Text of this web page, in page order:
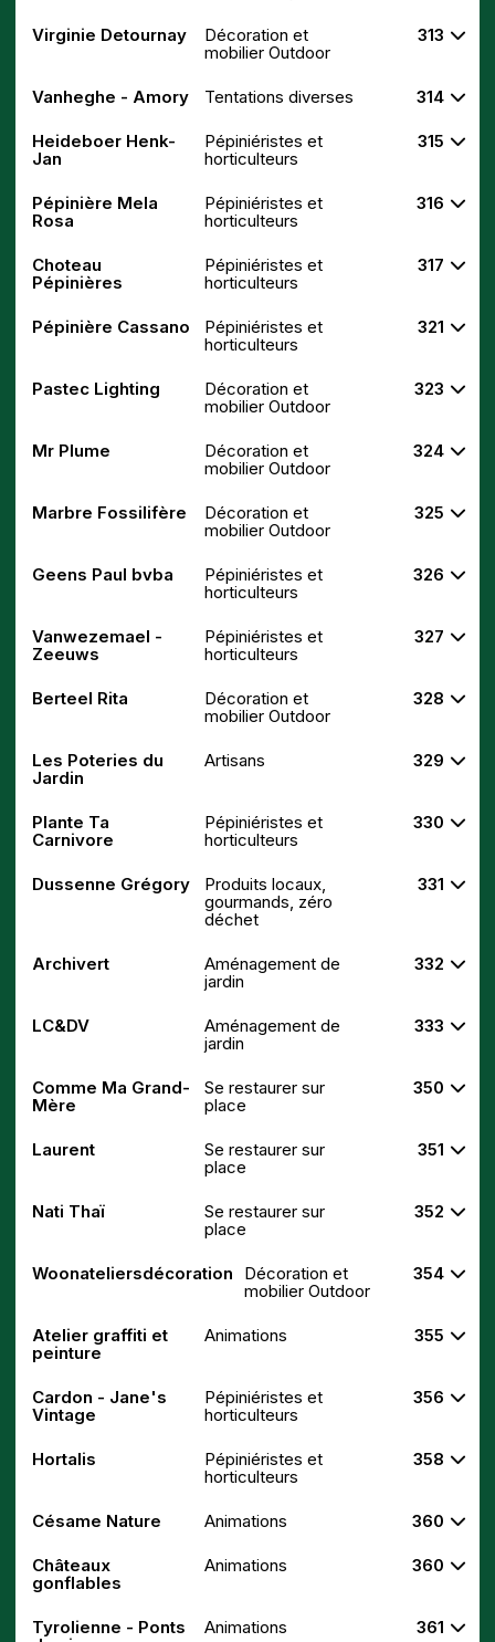
Virginie Detournay
Décoration et
mobilier Outdoor
313
Vanheghe - Amory Tentations diverses 314
Heideboer Henk-
Jan
Pépiniéristes et
horticulteurs
315
Pépinière Mela
Rosa
Pépiniéristes et
horticulteurs
316
Choteau
Pépinières
Pépiniéristes et
horticulteurs
317
Pépinière Cassano
Pépiniéristes et
horticulteurs
321
Pastec Lighting
Décoration et
mobilier Outdoor
323
Mr Plume
Décoration et
mobilier Outdoor
324
Marbre Fossilifère
Décoration et
mobilier Outdoor
325
Geens Paul bvba
Pépiniéristes et
horticulteurs
326
Vanwezemael -
Zeeuws
Pépiniéristes et
horticulteurs
327
Berteel Rita
Décoration et
mobilier Outdoor
328
Les Poteries du
Jardin
Artisans 329
Plante Ta
Carnivore
Pépiniéristes et
horticulteurs
330
Dussenne Grégory
Produits locaux,
gourmands, zéro
déchet
331
Archivert
Aménagement de
jardin
332
LC&DV
Aménagement de
jardin
333
Comme Ma Grand-
Mère
Se restaurer sur
place
350
Laurent
Se restaurer sur
place
351
Nati Thaï
Se restaurer sur
place
352
Woonateliersdécoration
Décoration et
mobilier Outdoor
354
Atelier graffiti et
peinture
Animations 355
Cardon - Jane's
Vintage
Pépiniéristes et
horticulteurs
356
Hortalis
Pépiniéristes et
horticulteurs
358
Césame Nature Animations 360
Châteaux
gonflables
Animations 360
Tyrolienne - Ponts
Animations 361